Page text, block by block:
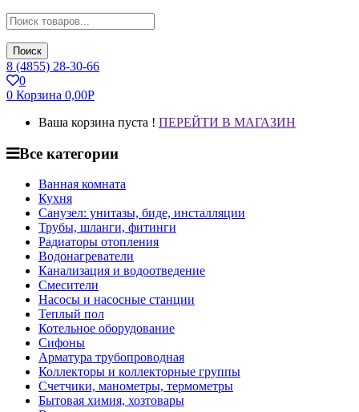
Поиск
8 (4855) 28-30-66
0
0 Корзина 0,00Р
Ваша корзина пуста ! ПЕРЕЙТИ В МАГАЗИН
Все категории
Ванная комната
Кухня
Санузел: унитазы, биде, инсталляции
Трубы, шланги, фитинги
Радиаторы отопления
Водонагреватели
Канализация и водоотведение
Смесители
Насосы и насосные станции
Теплый пол
Котельное оборудование
Сифоны
Арматура трубопроводная
Коллекторы и коллекторные группы
Счетчики, манометры, термометры
Бытовая химия, хозтовары